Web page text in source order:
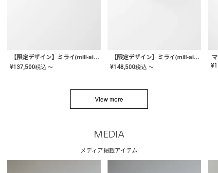
【限定デザイン】ミライ(mill-ai)リング
¥137,500税込 〜
【限定デザイン】ミライ(mill-ai)リング
¥148,500税込 〜 ¥
View more
MEDIA
メディア掲載アイテム